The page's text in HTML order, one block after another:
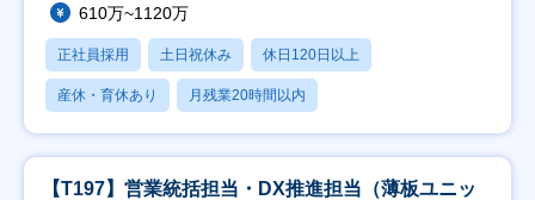
610万~1120万
正社員採用 土日祝休み 休日120日以上
産休・育休あり 月残業20時間以内
【T197】営業統括担当・DX推進担当（薄板ユニッ